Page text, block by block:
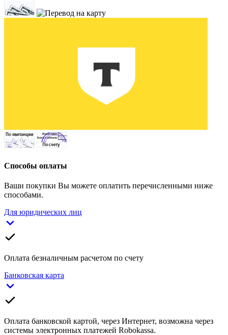
Способы оплаты
Ваши покупки Вы можете оплатить перечисленными ниже
способами.
Для юридических лиц
Оплата безналичным расчетом по счету
Банковская карта
Оплата банковской картой, через Интернет, возможна через
системы электронных платежей Robokassa.